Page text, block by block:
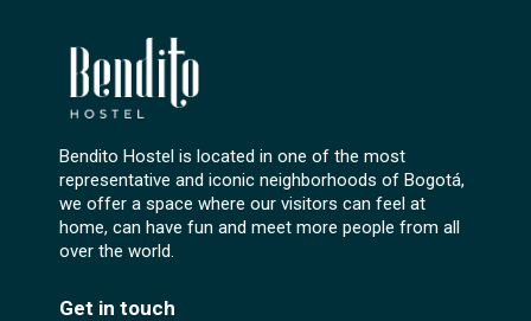
Bendito Hostel is located in one of the most
representative and iconic neighborhoods of Bogotá,
we offer a space where our visitors can feel at
home, can have fun and meet more people from all
over the world.
Get in touch